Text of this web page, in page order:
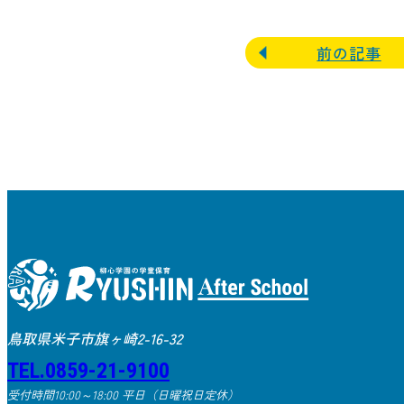
前の記事
鳥取県米子市旗ヶ崎2-16-32
TEL.0859-21-9100
受付時間10:00～18:00 平日（日曜祝日定休）